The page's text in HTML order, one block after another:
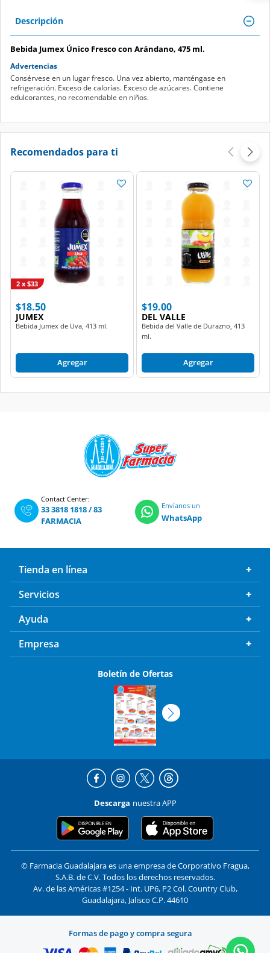
Descripción
Bebida Jumex Único Fresco con Arándano, 475 ml.
Advertencias
Consérvese en un lugar fresco. Una vez abierto, manténgase en
refrigeración. Exceso de calorías. Exceso de azúcares. Contiene
edulcorantes, no recomendable en niños.
Recomendados para ti
$18.50
JUMEX
Bebida Jumex de Uva, 413 ml.
2 x $33
Agregar
$19.00
DEL VALLE
Bebida del Valle de Durazno, 413
ml.
Agregar
Contact Center:
33 3818 1818/83
FARMACIA
Envíanos un
WhatsApp
Tienda en línea
Servicios
Ayuda
Empresa
Boletín de Ofertas
Descarga nuestra APP
© Farmacia Guadalajara es una empresa de Corporativo Fragua,
S.A.B. de C.V. Todos los derechos reservados.
Av. de las Américas #1254 - Int. UP6, P2 Col. Country Club,
Guadalajara, Jalisco C.P. 44610
Formas de pago y compra segura